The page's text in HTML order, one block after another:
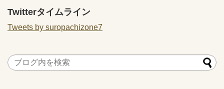
Twitterタイムライン
Tweets by suropachizone7